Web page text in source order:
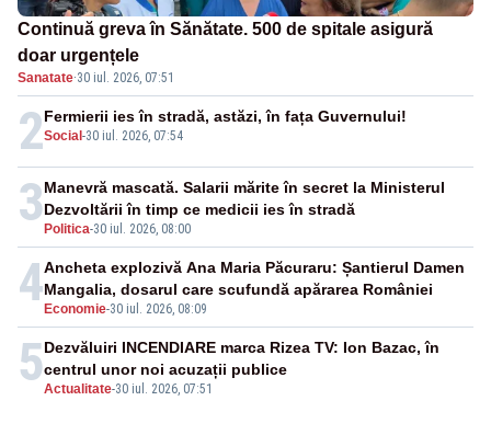
Continuă greva în Sănătate. 500 de spitale asigură
doar urgențele
Sanatate·30 iul. 2026, 07:51
2Social -30 iul. 2026, 07:54
Fermierii ies în stradă, astăzi, în fața Guvernului!
3 Politica-30 iul. 2026, 08:00
Manevră mascată. Salarii mărite în secret la Ministerul
Dezvoltării în timp ce medicii ies în stradă
4 Economie-30 iul. 2026, 08:09
Ancheta explozivă Ana Maria Păcuraru: Șantierul Damen
Mangalia, dosarul care scufundă apărarea României
5Actualitate-30 iul. 2026, 07:51
Dezvăluiri INCENDIARE marca Rizea TV: Ion Bazac, în
centrul unor noi acuzații publice